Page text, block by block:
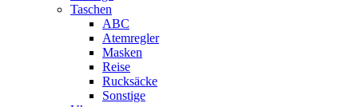
Taschen
ABC
Atemregler
Masken
Reise
Rucksäcke
Sonstige